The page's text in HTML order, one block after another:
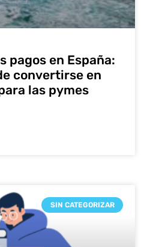
pagos en España:
convertirse en
las pymes
SIN CATEGORIZAR